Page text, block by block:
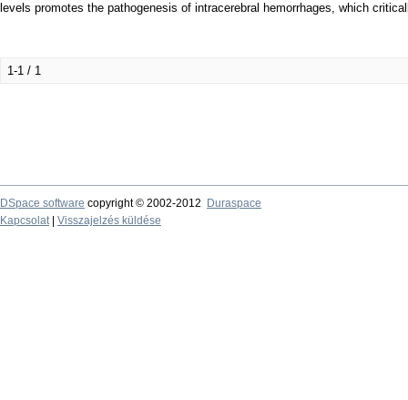
levels promotes the pathogenesis of intracerebral hemorrhages, which
1-1 / 1
DSpace software copyright © 2002-2012
Duraspace
Kapcsolat| Visszajelzés küldése